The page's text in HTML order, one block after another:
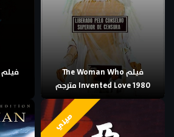
فيلم The Woman Who
Invented Love 1980 مترجم
صيني